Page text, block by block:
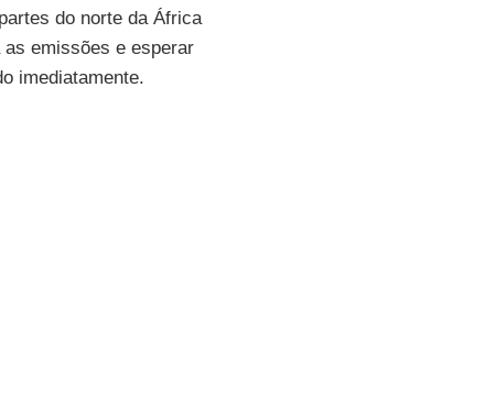
do norte da África
emissões e esperar
imediatamente.